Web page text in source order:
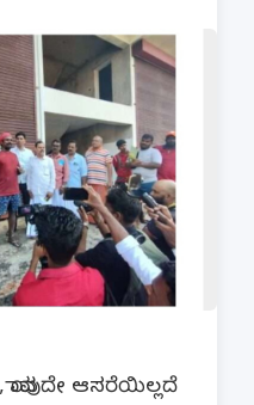
ಯಾವುದೇ ಆಸರೆಯಿಲ್ಲದೆ